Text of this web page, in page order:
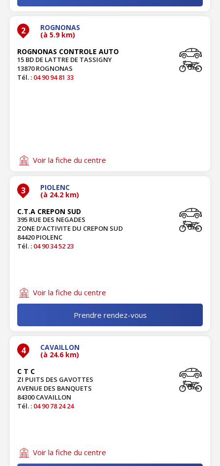
2 ROGNONAS
(à 5.9 km)
ROGNONAS CONTROLE AUTO
15 BD DE LATTRE DE TASSIGNY
13870 ROGNONAS
Tél. : 04 90 94 81 33
Voir la fiche du centre
3 PIOLENC
(à 24.2 km)
C.T.A CREPON SUD
395 RUE DES NEGADES
ZONE D'ACTIVITE DU CREPON SUD
84420 PIOLENC
Tél. : 04 90 34 52 23
Voir la fiche du centre
Prendre rendez-vous
4 CAVAILLON
(à 24.6 km)
C T C
ZI PUITS DES GAVOTTES
AVENUE DES BANQUETS
84300 CAVAILLON
Tél. : 04 90 78 24 24
Voir la fiche du centre